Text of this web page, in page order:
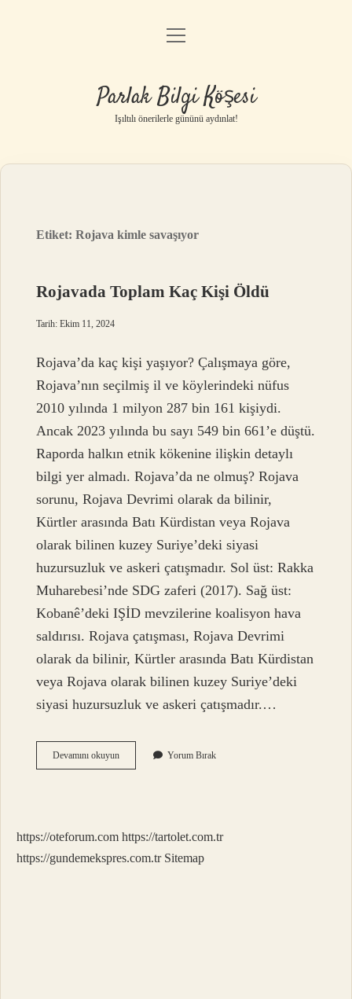
Anasayfa
Yasal Uyarı
menüyü
Parlak Bilgi Köşesi
Işıltılı önerilerle gününü aydınlat!
Etiket:Rojava kimle savaşıyor
Rojavada Toplam Kaç Kişi Öldü
Tarih: Ekim 11, 2024
Rojava’da kaç kişi yaşıyor? Çalışmaya göre,
Rojava’nın seçilmiş il ve köylerindeki nüfus
2010 yılında 1 milyon 287 bin 161 kişiydi.
Ancak 2023 yılında bu sayı 549 bin 661’e düştü.
Raporda halkın etnik kökenine ilişkin detaylı
bilgi yer almadı. Rojava’da ne olmuş? Rojava
sorunu, Rojava Devrimi olarak da bilinir,
Kürtler arasında Batı Kürdistan veya Rojava
olarak bilinen kuzey Suriye’deki siyasi
huzursuzluk ve askeri çatışmadır. Sol üst: Rakka
Muharebesi’nde SDG zaferi (2017). Sağ üst:
Kobanê’deki IŞİD mevzilerine koalisyon hava
saldırısı. Rojava çatışması, Rojava Devrimi
olarak da bilinir, Kürtler arasında Batı Kürdistan
veya Rojava olarak bilinen kuzey Suriye’deki
siyasi huzursuzluk ve askeri çatışmadır.…
Devamını okuyunRojavada
Toplam
Yorum Bırak
https://oteforum.com https://tartolet.com.tr
https://gundemekspres.com.tr Sitemap